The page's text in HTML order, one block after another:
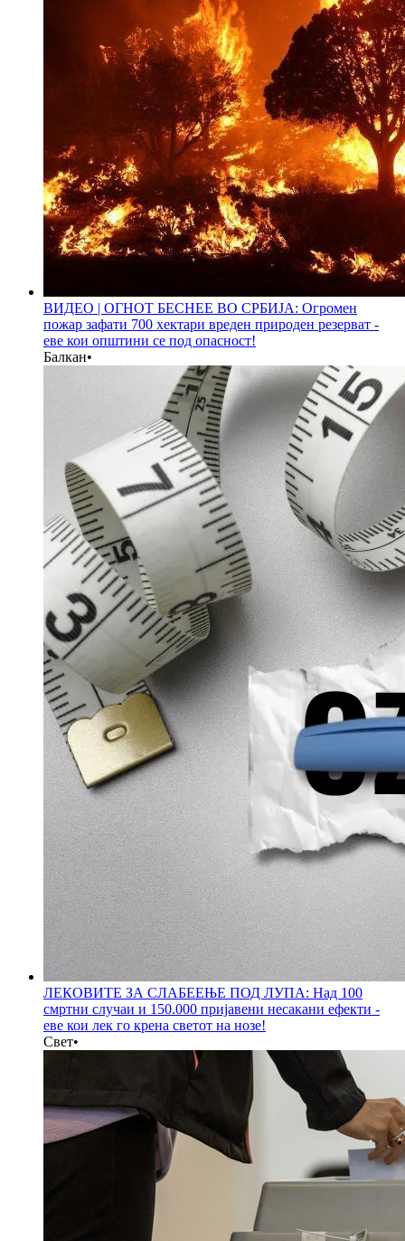
ВИДЕО | ОГНОТ БЕСНЕЕ ВО СРБИЈА: Огромен
пожар зафати 700 хектари вреден природен резерват -
еве кои општини се под опасност!
Балкан•
ЛЕКОВИТЕ ЗА СЛАБЕЕЊЕ ПОД ЛУПА: Над 100
смртни случаи и 150.000 пријавени несакани ефекти -
еве кои лек го крена светот на нозе!
Свет•